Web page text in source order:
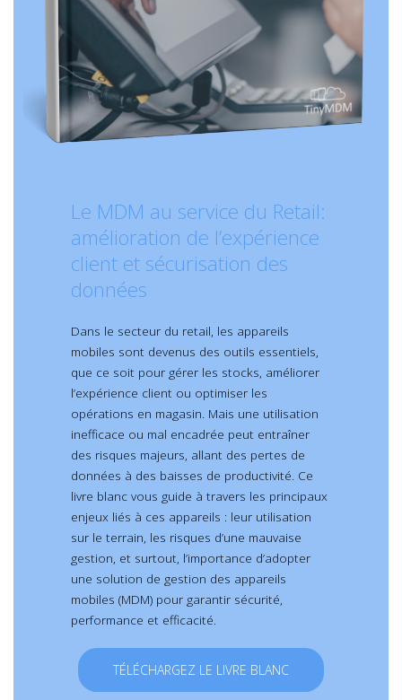
Le MDM au service du Retail:
amélioration de l’expérience
client et sécurisation des
données
Dans le secteur du retail, les appareils
mobiles sont devenus des outils essentiels,
que ce soit pour gérer les stocks, améliorer
l’expérience client ou optimiser les
opérations en magasin. Mais une utilisation
inefficace ou mal encadrée peut entraîner
des risques majeurs, allant des pertes de
données à des baisses de productivité. Ce
livre blanc vous guide à travers les principaux
enjeux liés à ces appareils : leur utilisation
sur le terrain, les risques d’une mauvaise
gestion, et surtout, l’importance d’adopter
une solution de gestion des appareils
mobiles (MDM) pour garantir sécurité,
performance et efficacité.
TÉLÉCHARGEZ LE LIVRE BLANC